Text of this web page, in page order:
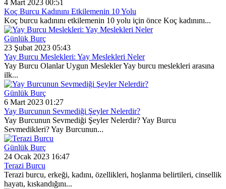
4 Mart 2023 00:51
Koç Burcu Kadınını Etkilemenin 10 Yolu
Koç burcu kadınını etkilemenin 10 yolu için önce Koç kadınını...
Günlük Burç
23 Şubat 2023 05:43
Yay Burcu Meslekleri: Yay Meslekleri Neler
Yay Burcu Olanlar Uygun Meslekler Yay burcu meslekleri arasına
ilk...
Günlük Burç
6 Mart 2023 01:27
Yay Burcunun Sevmediği Şeyler Nelerdir?
Yay Burcunun Sevmediği Şeyler Nelerdir? Yay Burcu
Sevmedikleri? Yay Burcunun...
Günlük Burç
24 Ocak 2023 16:47
Terazi Burcu
Terazi burcu, erkeği, kadını, özellikleri, hoşlanma belirtileri, cinsellik
hayatı, kıskandığını...